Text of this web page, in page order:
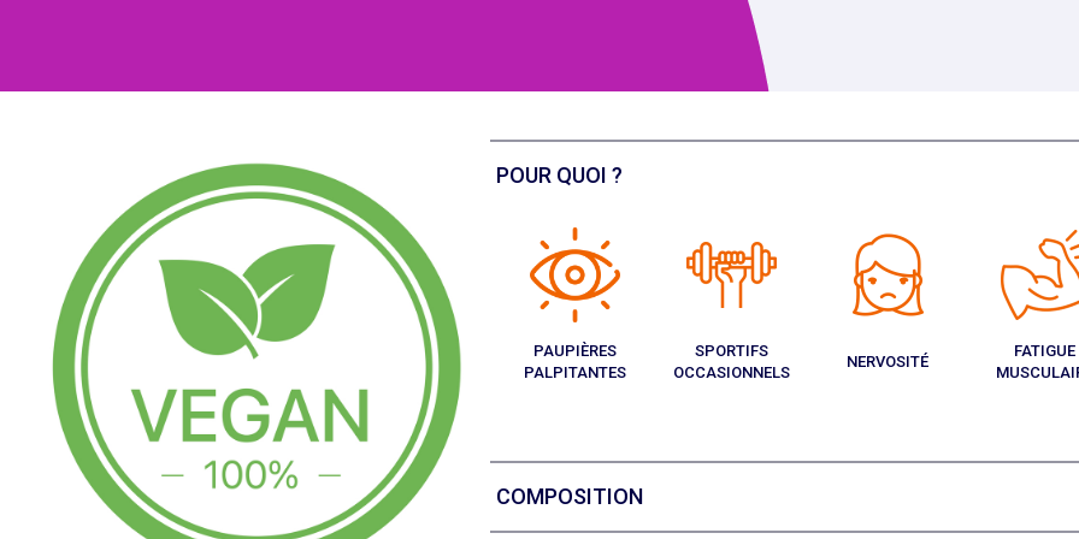
POUR QUOI ?
PAUPIÈRES
PALPITANTES
SPORTIFS
OCCASIONNELS
NERVOSITÉ
FATIGUE
COMPOSITION